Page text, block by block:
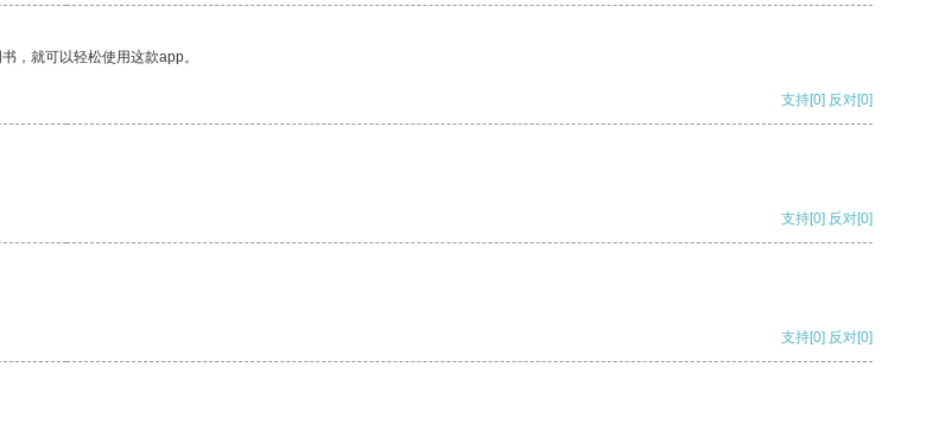
，就可以轻松使用这款app。
支持[0] 反对[0]
支持[0] 反对[0]
支持[0] 反对[0]